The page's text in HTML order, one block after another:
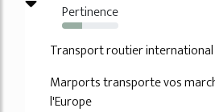
Pertinence
35%
Transport routier
Marports transporte vos
l'Europe